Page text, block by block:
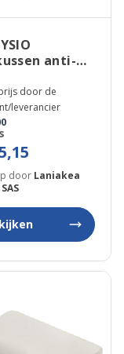
anti-
Ergo
door de
leverancier
door Laniakea